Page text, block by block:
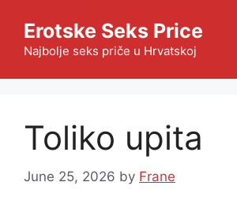
content
Erotske Seks Price
Najbolje seks priče u Hrvatskoj
Toliko upita
June 25, 2026 by Frane